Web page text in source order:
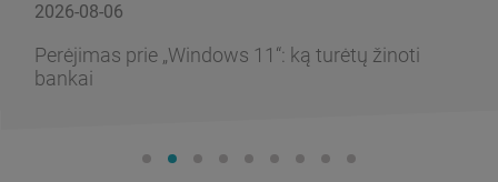
2026-08-06
Perėjimas prie „Windows 11“: ką turėtų žinoti
bankai